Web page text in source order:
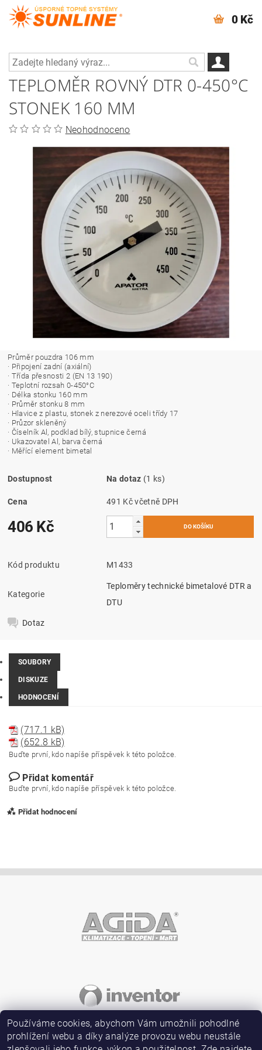
0 Kč
TEPLOMĚR ROVNÝ DTR 0-450°C
STONEK 160 MM
Neohodnoceno
Průměr pouzdra 106 mm
· Připojení zadní (axiální)
· Třída přesnosti 2 (EN 13 190)
· Teplotní rozsah 0-450°C
· Délka stonku 160 mm
· Průměr stonku 8 mm
· Hlavice z plastu, stonek z nerezové oceli třídy 17
· Průzor skleněný
· Číselník Al, podklad bílý, stupnice černá
· Ukazovatel Al, barva černá
· Měřící element bimetal
Dostupnost Na dotaz (1 ks)
Cena 491 Kč včetně DPH
406 Kč
Kód produktu M1433
Kategorie
Teploměry technické bimetalové DTR a
DTU
Dotaz
SOUBORY
DISKUZE
HODNOCENÍ
(717.1 kB)
(652.8 kB)
Buďte první, kdo napíše příspěvek k této položce.
Přidat komentář
Buďte první, kdo napíše příspěvek k této položce.
Přidat hodnocení
Vložením hodnocení souhlasíte spodmínkami ochrany
Používáme cookies, abychom Vám umožnili pohodlné
prohlížení webu a díky analýze provozu webu neustále